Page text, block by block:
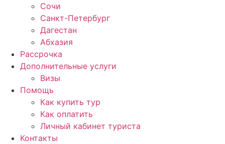
Сочи
Санкт-Петербург
Дагестан
Абхазия
Рассрочка
Дополнительные услуги
Визы
Помощь
Как купить тур
Как оплатить
Личный кабинет туриста
Контакты